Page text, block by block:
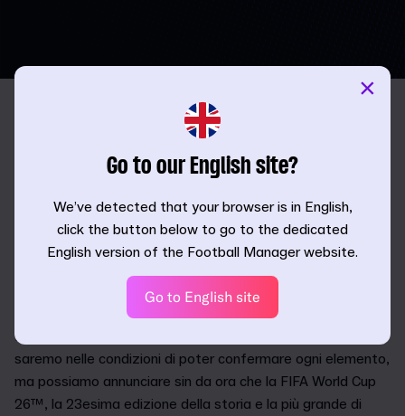
FM26 sarà il primo capitolo a includere le competizioni con
nome e marchio ufficiali FIFA, con la FIFA World Cup™, la
domande che ci erano state fatte: la licenza FIFA porterà
al rilascio di un modulo giocabile Gestione nazionali
rinnovato per FM26, FM26 Console e FM26 Touch*
previsto per il prossimo anno, prima della FIFA World Cup
I dettagli completi verranno comunicati in seguito, quando
saremo nelle condizioni di poter confermare ogni elemento,
ma possiamo annunciare sin da ora che la FIFA World Cup
26™, la 23esima edizione della storia e la più grande di
Go to our English site?
We’ve detected that your browser is in English,
click the button below to go to the dedicated
English version of the Football Manager website.
Go to English site
×